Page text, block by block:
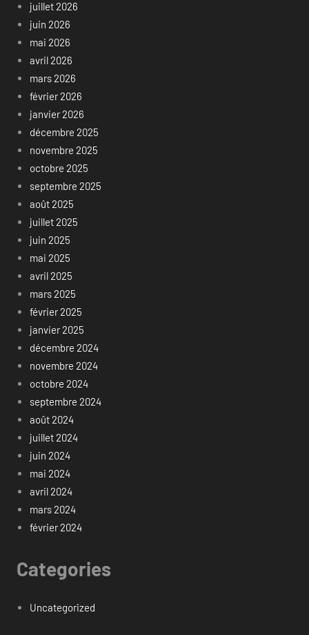
juillet 2026
juin 2026
mai 2026
avril 2026
mars 2026
février 2026
janvier 2026
décembre 2025
novembre 2025
octobre 2025
septembre 2025
août 2025
juillet 2025
juin 2025
mai 2025
avril 2025
mars 2025
février 2025
janvier 2025
décembre 2024
novembre 2024
octobre 2024
septembre 2024
août 2024
juillet 2024
juin 2024
mai 2024
avril 2024
mars 2024
février 2024
Categories
Uncategorized